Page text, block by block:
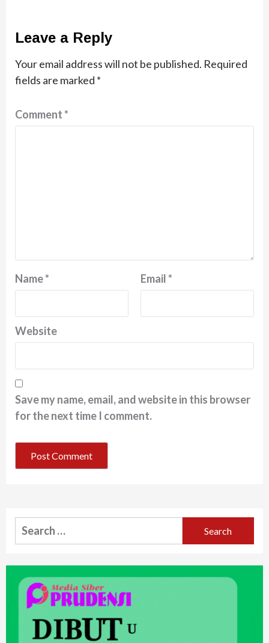
Leave a Reply
Your email address will not be published. Required
fields are marked *
Comment*
Name* Email*
Website
Save my name, email, and website in this browser
for the next time I comment.